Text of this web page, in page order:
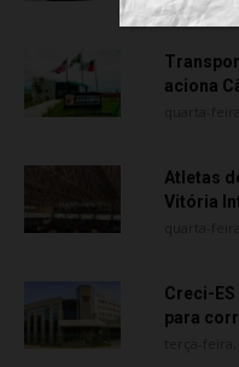
aciona
Atletas
Vitória
Creci-
para